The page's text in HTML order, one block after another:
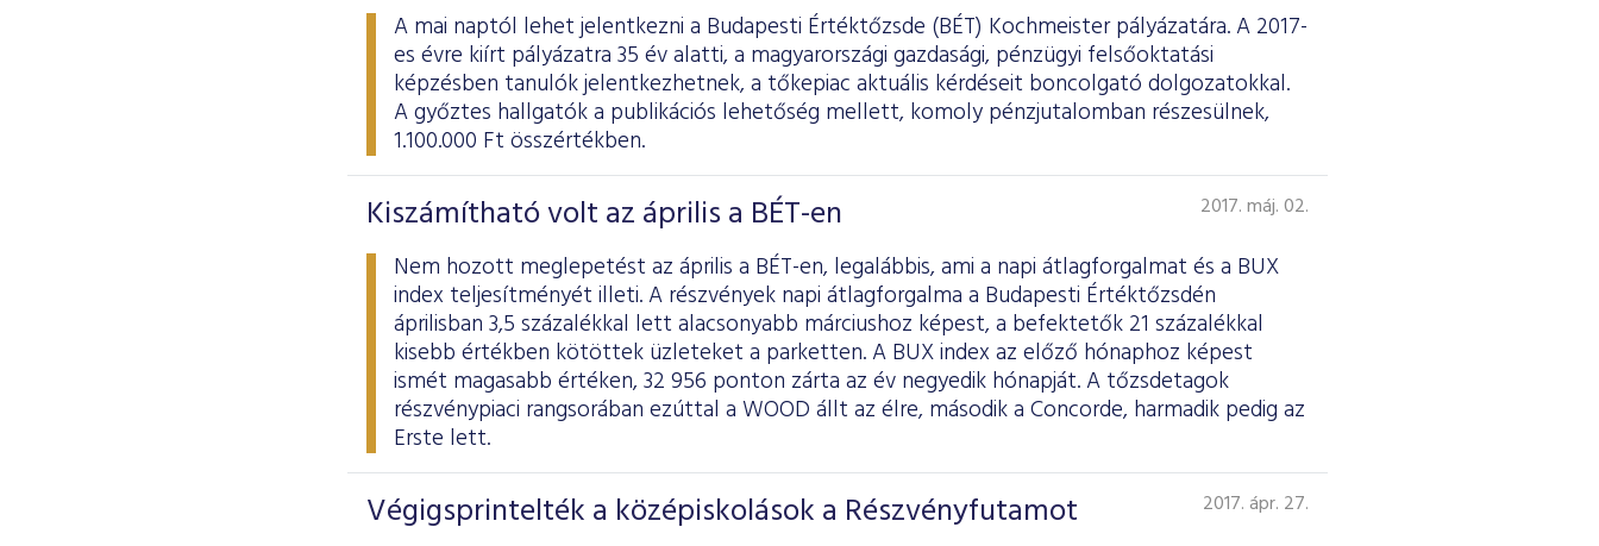
A mai naptól lehet jelentkezni a Budapesti Értéktőzsde (BÉT) Kochmeister pályázatára. A 2017-
es évre kiírt pályázatra 35 év alatti, a magyarországi gazdasági, pénzügyi felsőoktatási
képzésben tanulók jelentkezhetnek, a tőkepiac aktuális kérdéseit boncolgató dolgozatokkal.
A győztes hallgatók a publikációs lehetőség mellett, komoly pénzjutalomban részesülnek,
1.100.000 Ft összértékben.
Kiszámítható volt az április a BÉT-en 2017. máj. 02.
Nem hozott meglepetést az április a BÉT-en, legalábbis, ami a napi átlagforgalmat és a BUX
index teljesítményét illeti. A részvények napi átlagforgalma a Budapesti Értéktőzsdén
áprilisban 3,5 százalékkal lett alacsonyabb márciushoz képest, a befektetők 21 százalékkal
kisebb értékben kötöttek üzleteket a parketten. A BUX index az előző hónaphoz képest
ismét magasabb értéken, 32 956 ponton zárta az év negyedik hónapját. A tőzsdetagok
részvénypiaci rangsorában ezúttal a WOOD állt az élre, második a Concorde, harmadik pedig az
Erste lett.
Végigsprintelték a középiskolások a Részvényfutamot 2017. ápr. 27.